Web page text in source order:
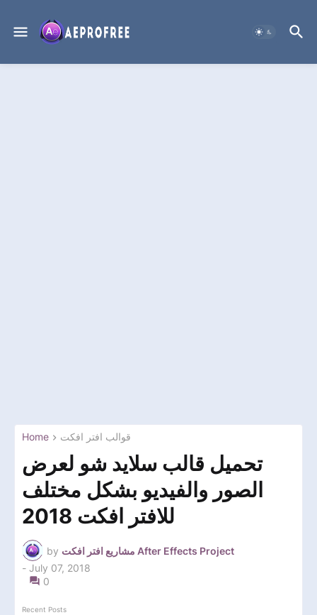
Home قوالب افتر افكت
تحميل قالب سلايد شو لعرض
الصور والفيديو بشكل مختلف
للافتر افكت 2018
by
مشاريع افتر افكت After Effects Project
- July 07, 2018
0
Recent Posts